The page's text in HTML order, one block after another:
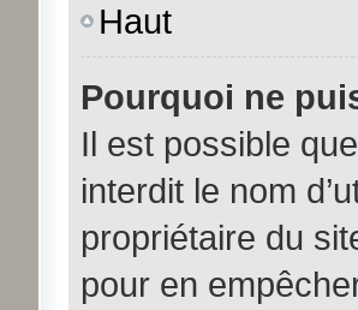
Haut
Pourquoi ne
Il est possible
interdit le nom
propriétaire du
pour en